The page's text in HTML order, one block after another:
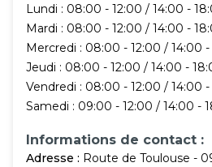
Lundi : 08:00 - 12:00 / 14:00 -
Mardi : 08:00 - 12:00 / 14:00 -
Mercredi : 08:00 - 12:00 / 14:00 -
Jeudi : 08:00 - 12:00 / 14:00 -
Vendredi : 08:00 - 12:00 / 14:00 -
Samedi : 09:00 - 12:00 / 14:00 -
Informations de contact :
Adresse : Route de Toulouse -